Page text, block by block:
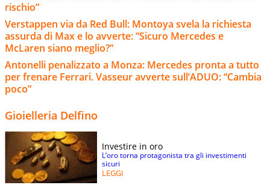
rischio”
Verstappen via da Red Bull: Montoya svela la richiesta
assurda di Max e lo avverte: “Sicuro Mercedes e
McLaren siano meglio?”
Antonelli penalizzato a Monza: Mercedes pronta a tutto
per frenare Ferrari. Vasseur avverte sull’ADUO: “Cambia
poco”
Gioielleria Delfino
Investire in oro
L’oro torna protagonista tra gli investimenti
sicuri
LEGGI